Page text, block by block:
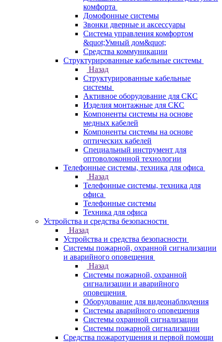
комфорта
Домофонные системы
Звонки дверные и аксессуары
Система управления комфортом
&quot;Умный дом&quot;
Средства коммуникации
Структурированные кабельные системы
Назад
Структурированные кабельные
системы
Активное оборудование для СКС
Изделия монтажные для СКС
Компоненты системы на основе
медных кабелей
Компоненты системы на основе
оптических кабелей
Специальный инструмент для
оптоволоконной технологии
Телефонные системы, техника для офиса
Назад
Телефонные системы, техника для
офиса
Телефонные системы
Техника для офиса
Устройства и средства безопасности
Назад
Устройства и средства безопасности
Системы пожарной, охранной сигнализации
и аварийного оповещения
Назад
Системы пожарной, охранной
сигнализации и аварийного
оповещения
Оборудование для видеонаблюдения
Системы аварийного оповещения
Системы охранной сигнализации
Системы пожарной сигнализации
Средства пожаротушения и первой помощи